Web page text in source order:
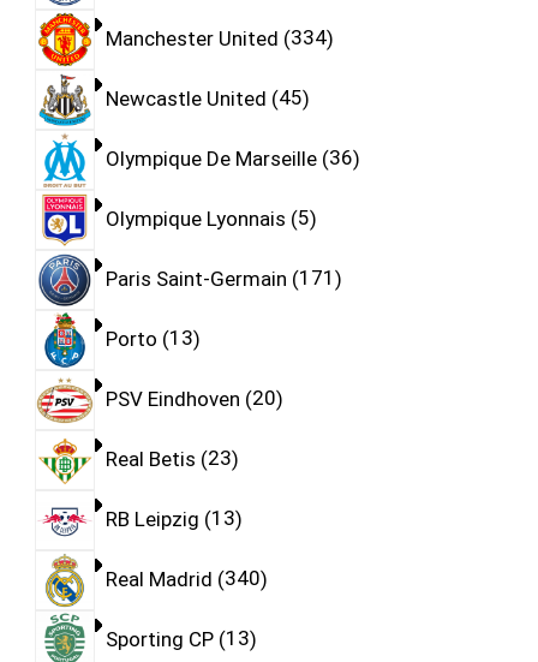
Manchester United 334
Newcastle United 45
Olympique De Marseille 36
Olympique Lyonnais 5
Paris Saint-Germain 171
Porto 13
PSV Eindhoven 20
Real Betis 23
RB Leipzig 13
Real Madrid 340
Sporting CP 13